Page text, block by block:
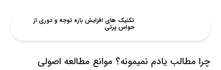
تکنیک های افزایش بازه توجه و دوری از
حواس پرتی
چرا مطالب یادم نمیمونه؟ موانع مطالعه اصولی